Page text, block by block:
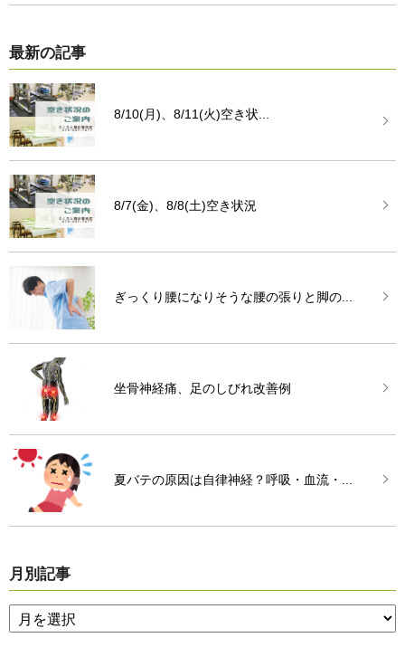
最新の記事
8/10(月)、8/11(火)空き状...
8/7(金)、8/8(土)空き状況
ぎっくり腰になりそうな腰の張りと脚の...
坐骨神経痛、足のしびれ改善例
夏バテの原因は自律神経？呼吸・血流・...
月別記事